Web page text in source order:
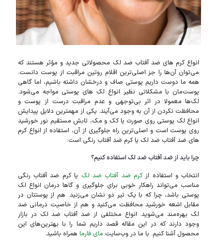
انواع کرم‌ های ضد آفتاب ضد لک محصولاتی جدید و مؤثر هستند که
می‌توان آن‌ها را جز اصلی‌ترین اقلام روتین مراقبت از پوست دانست.
همه ما دوست داریم پوستی صاف و درخشان داشته باشیم، اما گاهی
پوست‌مان با مشکلاتی نظیر انواع لک های پوستی مواجه می‌شود.
لک‌ها معمولا در اثر بی‌توجهی و عدم مراقبت درست از پوست و
محافظت نکردن از آن به وجود می‌آیند. یکی از مهمترین دلایل پیدایش
انواع لک پوستی روی صورت یا کک و مک، تابش مستقیم نور خورشید
روی پوست است و اصلی‌ترین راه جلوگیری از آن، استفاده از انواع کرم‌
های ضد آفتاب ضد لک یا کرم ضد آفتاب رنگی است.
چرا باید از ضد آفتاب ضد لک استفاده کنیم؟
انتخاب و استفاده ازکرم ضد آفتاب ضد لک یا کرم ضد آفتاب رنگی
مناسب می‌تواند راهکار خوبی برای جلوگیری و گا‌ها درمان انواع لک
پوستی باشد، چرا که با یک تیر دو نشان می‌زنید. هم از پوستتان در
مقابل اشعه خورشید محافظت می‌کنید و هم از خاصیت درمانی ضد
لک بهره‌مند می‌شوید. انواع مختلفی از ضد آفتاب ضد لک در بازار
وجود دارند که در این مقاله قصد داریم شما را با بهترین‌های این
محصول آشنا کنیم. با ما در وب‌سایت مای فارماهمراه باشید.